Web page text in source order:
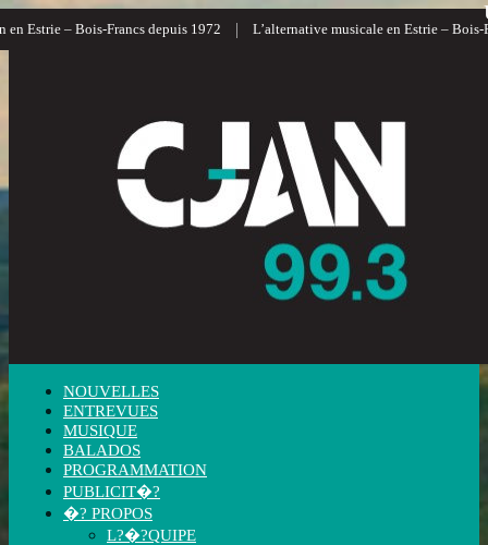
Estrie – Bois-Francs depuis 1972 L’alternative musicale en Estrie – Bois-
NOUVELLES
ENTREVUES
MUSIQUE
BALADOS
PROGRAMMATION
PUBLICIT�?
�? PROPOS
L?�?QUIPE